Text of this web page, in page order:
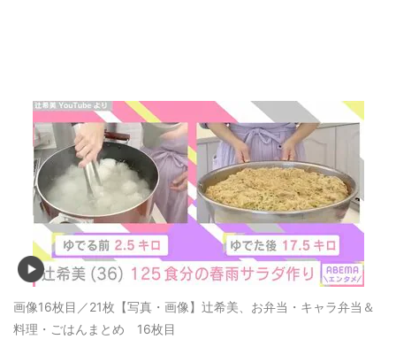
画像16枚目／21枚 【写真・画像】辻希美、お弁当・キャラ弁当＆
料理・ごはんまとめ 16枚目